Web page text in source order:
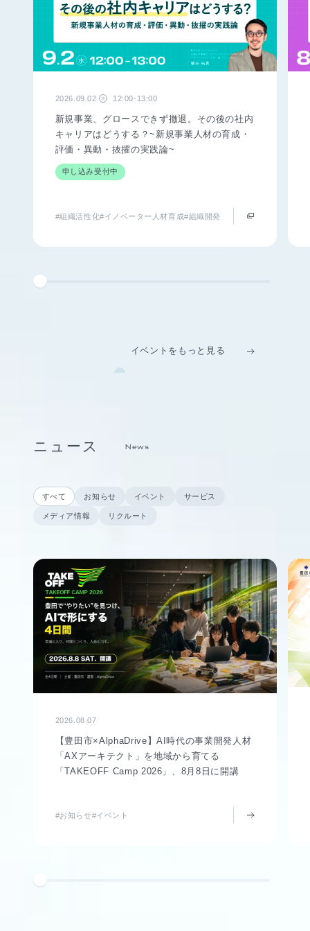
2026.09.02 水 12:00-13:00
新規事業、グロースできず撤退。その後の社内
キャリアはどうする？~新規事業人材の育成・
評価・異動・抜擢の実践論~
申し込み受付中
#組織活性化#イノベーター人材育成#組織開発
イベントをもっと見る
ニュース News
すべて お知らせ イベント サービス
メディア情報 リクルート
2026.08.07
【豊田市×AlphaDrive】AI時代の事業開発人材
「AXアーキテクト」を地域から育てる
「TAKEOFF Camp 2026」、8月8日に開講
#お知らせ#イベント